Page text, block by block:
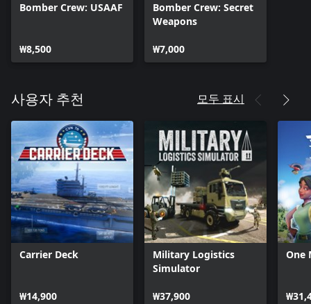
Bomber Crew: USAAF
₩8,500
Bomber Crew: Secret
Weapons
₩7,000
사용자 추천 모두 표시
Carrier Deck
₩14,900
Military Logistics
Simulator
₩37,900
One